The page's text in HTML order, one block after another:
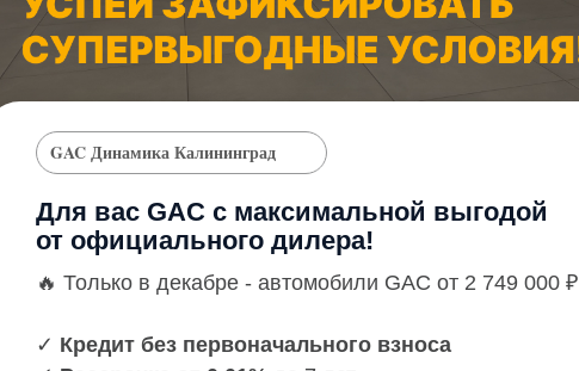
🔥 Только в декабре - автомобили GAC от 2 749 000 ₽
✓ Кредит без первоначального взноса
Для вас GAC с максимальной выгодой
от официального дилера!
GAC Динамика Калининград